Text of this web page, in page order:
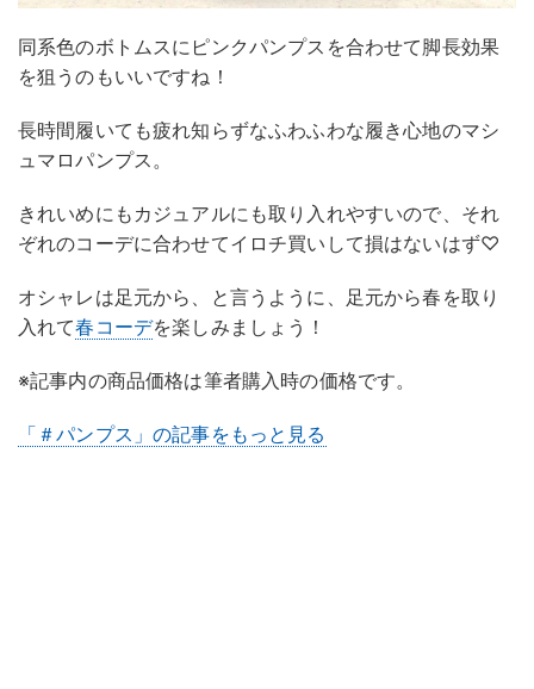
同系色のボトムスにピンクパンプスを合わせて脚長効果
を狙うのもいいですね！
長時間履いても疲れ知らずなふわふわな履き心地のマシ
ュマロパンプス。
きれいめにもカジュアルにも取り入れやすいので、それ
ぞれのコーデに合わせてイロチ買いして損はないはず♡
オシャレは足元から、と言うように、足元から春を取り
入れて春コーデを楽しみましょう！
※記事内の商品価格は筆者購入時の価格です。
「＃パンプス」の記事をもっと見る